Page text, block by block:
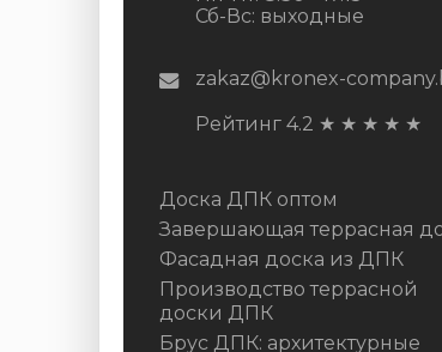
Сб-Вс: выходные
zakaz@kronex-
Рейтинг 4.2 ★ ★ ★ ★ ★
Доска ДПК оптом
Завершающая террасная
Фасадная доска из ДПК
Производство террасной
доски ДПК
Брус ДПК: архитектурные